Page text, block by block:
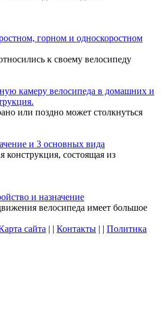
горном и односкоростном
к своему велосипеду
камеру велосипеда в домашних и
или поздно может столкнуться
и 3 основных вида
конструкция, состоящая из
и назначение
велосипеда имеет большое
сайта | | Контакты | | Политика